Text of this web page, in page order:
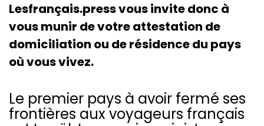
Lesfrançais.press vous invite donc à
vous munir de votre attestation de
domiciliation ou de résidence du pays
où vous vivez.
Le premier pays à avoir fermé ses
frontières aux voyageurs français